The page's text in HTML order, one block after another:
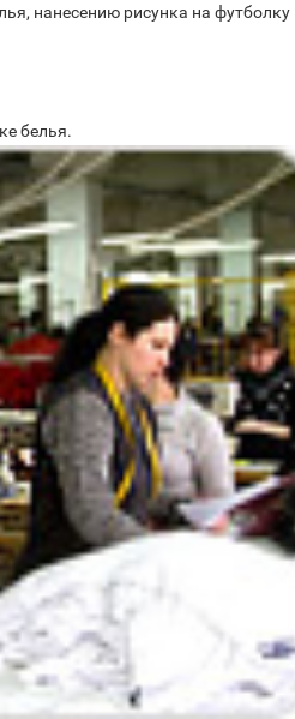
нанесению рисунка на футболку
белья.